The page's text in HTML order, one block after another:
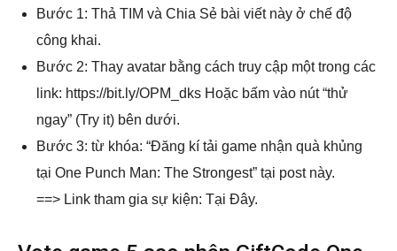
Bước 1: Thả TIM và Chia Sẻ bài viết này ở chế độ
công khai.
Bước 2: Thay avatar bằng cách truy cập một trong các
link: https://bit.ly/OPM_dks Hoặc bấm vào nút “thử
ngay” (Try it) bên dưới.
Bước 3: từ khóa: “Đăng kí tải game nhận quà khủng
tại One Punch Man: The Strongest” tại post này.
==> Link tham gia sự kiện: Tại Đây.